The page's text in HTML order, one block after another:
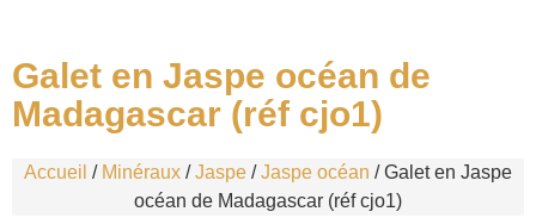
Galet en Jaspe océan de
Madagascar (réf cjo1)
Accueil / Minéraux /Jaspe /Jaspe océan / Galet en Jaspe
océan de Madagascar (réf cjo1)